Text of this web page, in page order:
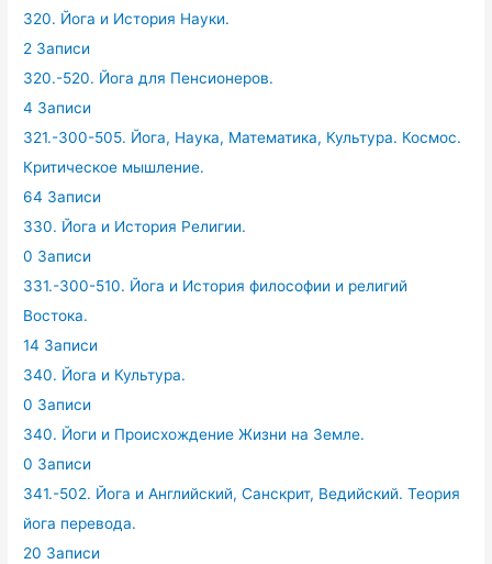
320. Йога и История Науки.
2 Записи
320.-520. Йога для Пенсионеров.
4 Записи
321.-300-505. Йога, Наука, Математика, Культура. Космос.
Критическое мышление.
64 Записи
330. Йога и История Религии.
0 Записи
331.-300-510. Йога и История философии и религий
Востока.
14 Записи
340. Йога и Культура.
0 Записи
340. Йоги и Происхождение Жизни на Земле.
0 Записи
341.-502. Йога и Английский, Санскрит, Ведийский. Теория
йога перевода.
20 Записи